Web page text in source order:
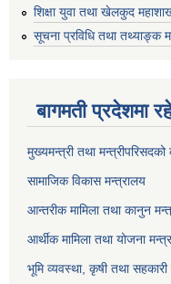
शिक्षा युवा तथा खेलकुद
सूचना प्रविधि तथा तथ्याङ्क
बागमती प्रदेशमा
मुख्यमन्त्री तथा मन्त्रीपरिसदको
सामाजिक विकास मन्त्रालय
आन्तरीक मामिला तथा कानुन
आर्थीक मामिला तथा योजना
भूमि व्यवस्था, कृषी तथा सहकारी